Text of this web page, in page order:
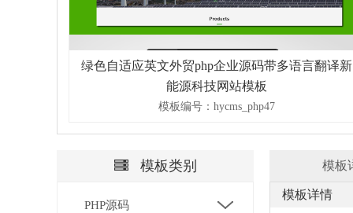
板带多国语言php英文
蓝色自适应外贸多国语言电子
文企业网站源码
模板编号：
模板类别
PHP源码
模板
模板详情